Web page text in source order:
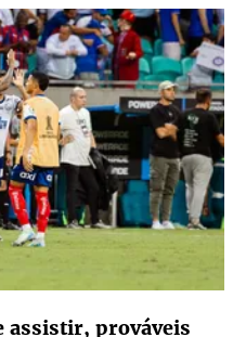
assistir, prováveis